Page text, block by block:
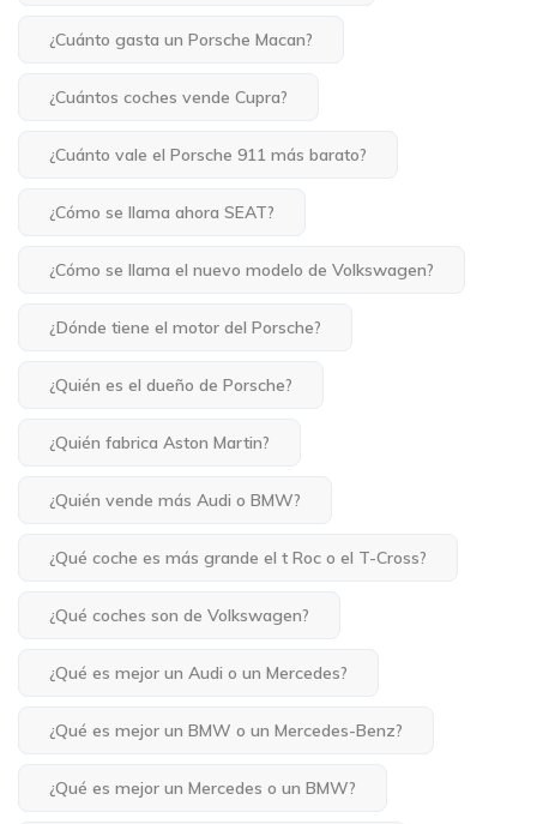
¿Cuánto gasta un Porsche Macan?
¿Cuántos coches vende Cupra?
¿Cuánto vale el Porsche 911 más barato?
¿Cómo se llama ahora SEAT?
¿Cómo se llama el nuevo modelo de Volkswagen?
¿Dónde tiene el motor del Porsche?
¿Quién es el dueño de Porsche?
¿Quién fabrica Aston Martin?
¿Quién vende más Audi o BMW?
¿Qué coche es más grande el t Roc o el T-Cross?
¿Qué coches son de Volkswagen?
¿Qué es mejor un Audi o un Mercedes?
¿Qué es mejor un BMW o un Mercedes-Benz?
¿Qué es mejor un Mercedes o un BMW?